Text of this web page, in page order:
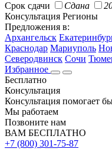
Срок сдачи
Сдана
Консультация Регионы
Предложения в:
Архангельск
Краснодар Мариуполь
Северодвинск Сочи
Избранное
Бесплатно
Консультация
Консультация помогает
Мы работаем
Позвоните нам
ВАМ БЕСПЛАТНО
+7 (800) 301-75-87